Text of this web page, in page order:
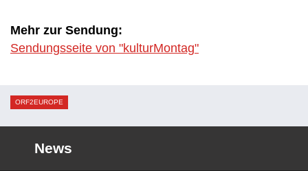
Mehr zur Sendung:
Sendungsseite von "kulturMontag"
ORF2EUROPE
News